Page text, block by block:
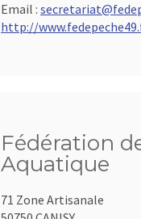
Email :
http://
Fédération
Aquatique
71 Zone Artisanale